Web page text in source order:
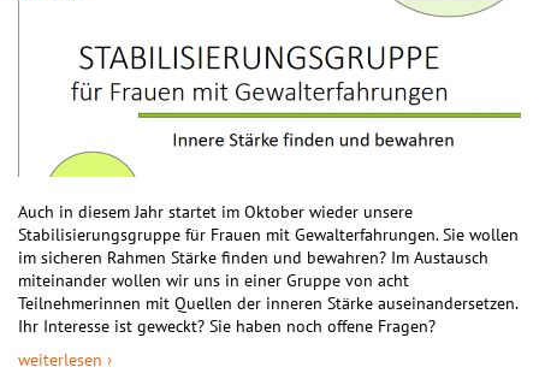
Auch in diesem Jahr startet im Oktober wieder unsere
Stabilisierungsgruppe für Frauen mit Gewalterfahrungen. Sie wollen
im sicheren Rahmen Stärke finden und bewahren? Im Austausch
miteinander wollen wir uns in einer Gruppe von acht
Teilnehmerinnen mit Quellen der inneren Stärke auseinandersetzen.
Ihr Interesse ist geweckt? Sie haben noch offene Fragen?
weiterlesen ›